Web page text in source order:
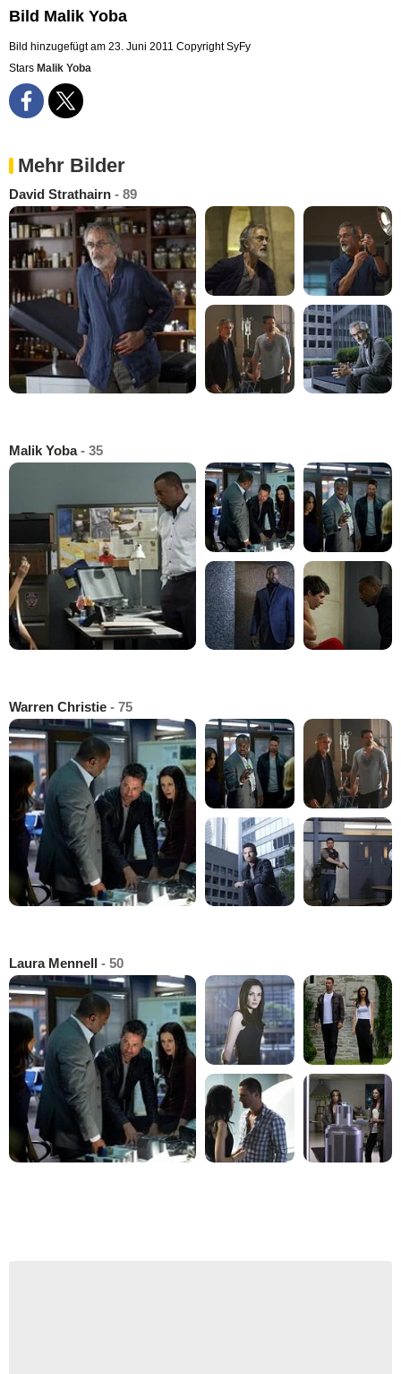
Bild Malik Yoba
Bild hinzugefügt am 23. Juni 2011 Copyright SyFy
Stars Malik Yoba
Mehr Bilder
David Strathairn - 89
Malik Yoba- 35
Warren Christie - 75
Laura Mennell - 50